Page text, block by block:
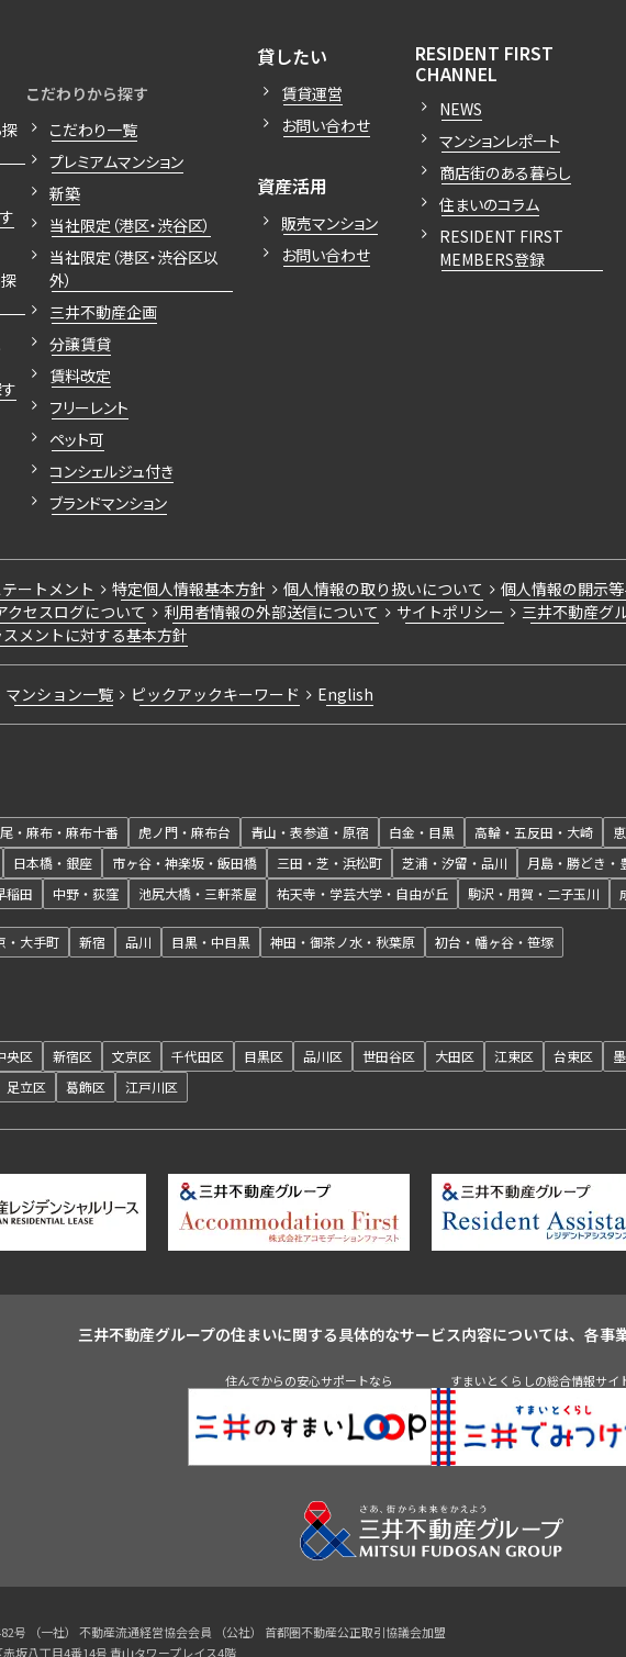
こだわりから探す
こだわり一覧
プレミアムマンション
新築
当社限定（港区・渋谷区）
当社限定（港区・渋谷区以
外）
三井不動産企画
分譲賃貸
賃料改定
フリーレント
ペット可
コンシェルジュ付き
ブランドマンション
貸したい
賃貸運営
お問い合わせ
資産活用
販売マンション
お問い合わせ
RESIDENT FIRST
CHANNEL
NEWS
マンションレポート
商店街のある暮らし
住まいのコラム
RESIDENT FIRST
MEMBERS登録
ートメント 特定個人情報基本方針 個人情報の取り扱いについて
個人情報の開示
セスログについて
利用者情報の外部送信について サイトポリシー
三井不動産グ
メントに対する基本方針
マンション一覧 ピックアックキーワード English
・麻布・麻布十番 虎ノ門・麻布台 青山・表参道・原宿 白金・目黒 高輪・五反田・大崎
日本橋・銀座 市ヶ谷・神楽坂・飯田橋 三田・芝・浜松町 芝浦・汐留・品川 月島・勝どき・
稲田
中野・荻窪 池尻大橋・三軒茶屋 祐天寺・学芸大学・自由が丘 駒沢・用賀・二子玉川
・大手町 新宿 品川 目黒・中目黒 神田・御茶ノ水・秋葉原 初台・幡ヶ谷・笹塚
央区 新宿区 文京区 千代田区 目黒区 品川区 世田谷区 大田区 江東区 台東区
足立区 葛飾区 江戸川区
三井不動産グループの住まいに関する具体的なサービス内容については、各事
住んでからの安心サポートなら すまいとくらしの総合情報サイ
号 （一社） 不動産流通経営協会会員 （公社） 首都圏不動産公正取引協議会加盟
坂八丁目4番14号 青山タワープレイス4階